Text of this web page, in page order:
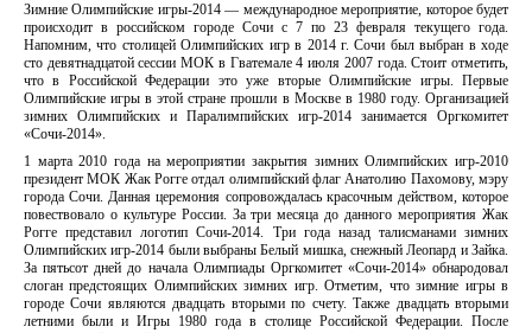
Зимние Олимпийские игры-2014 — международное мероприятие, которое будет
происходит в российском городе Сочи с 7 по 23 февраля текущего года.
Напомним, что столицей Олимпийских игр в 2014 г. Сочи был выбран в ходе
сто девятнадцатой сессии МОК в Гватемале 4 июля 2007 года. Стоит отметить,
что в Российской Федерации это уже вторые Олимпийские игры. Первые
Олимпийские игры в этой стране прошли в Москве в 1980 году. Организацией
зимних Олимпийских и Паралимпийских игр-2014 занимается Оргкомитет
«Сочи-2014».
1 марта 2010 года на мероприятии закрытия зимних Олимпийских игр-2010
президент МОК Жак Рогге отдал олимпийский флаг Анатолию Пахомову, мэру
города Сочи. Данная церемония сопровождалась красочным действом, которое
повествовало о культуре России. За три месяца до данного мероприятия Жак
Рогге представил логотип Сочи-2014. Три года назад талисманами зимних
Олимпийских игр-2014 были выбраны Белый мишка, снежный Леопард и Зайка.
За пятьсот дней до начала Олимпиады Оргкомитет «Сочи-2014» обнародовал
слоган предстоящих Олимпийских зимних игр. Отметим, что зимние игры в
городе Сочи являются двадцать вторыми по счету. Также двадцать вторыми
летними были и Игры 1980 года в столице Российской Федерации. После